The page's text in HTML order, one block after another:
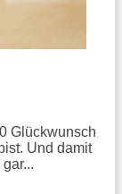
Glückwunsch
Und damit